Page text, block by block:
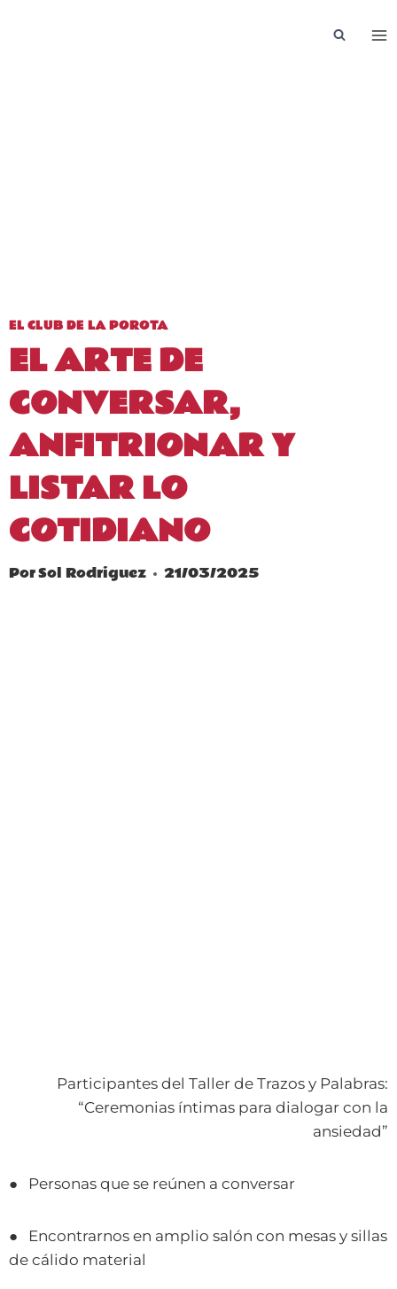
EL CLUB DE LA POROTA
EL ARTE DE
CONVERSAR,
ANFITRIONAR Y
LISTAR LO
COTIDIANO
PorSol Rodriguez 21/03/2025
Participantes del Taller de Trazos y Palabras:
“Ceremonias íntimas para dialogar con la
ansiedad”
● Personas que se reúnen a conversar
● Encontrarnos en amplio salón con mesas y sillas
de cálido material